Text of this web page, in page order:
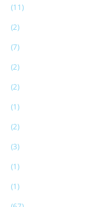
(11)
(2)
(7)
(2)
(2)
(1)
(2)
(3)
(1)
(1)